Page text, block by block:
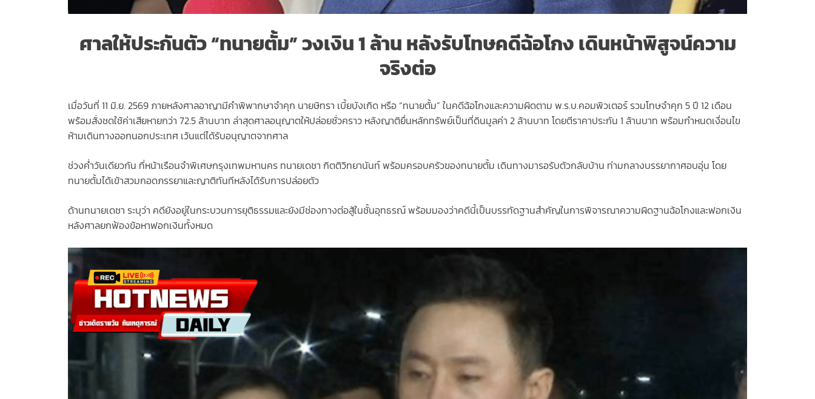
ศาลให้ประกันตัว “ทนายตั้ม” วงเงิน 1 ล้าน หลังรับโทษคดีฉ้อโกง เดินหน้าพิสูจน์ความ
จริงต่อ
เมื่อวันที่ 11 มิ.ย. 2569 ภายหลังศาลอาญามีคำพิพากษาจำคุก นายษิทรา เบี้ยบังเกิด หรือ “ทนายตั้ม” ในคดีฉ้อโกงและความผิดตาม พ.ร.บ.คอมพิวเตอร์ รวมโทษจำคุก 5 ปี 12 เดือน
พร้อมสั่งชดใช้ค่าเสียหายกว่า 72.5 ล้านบาท ล่าสุดศาลอนุญาตให้ปล่อยชั่วคราว หลังญาติยื่นหลักทรัพย์เป็นที่ดินมูลค่า 2 ล้านบาท โดยตีราคาประกัน 1 ล้านบาท พร้อมกำหนดเงื่อนไข
ห้ามเดินทางออกนอกประเทศ เว้นแต่ได้รับอนุญาตจากศาล
ช่วงค่ำวันเดียวกัน ที่หน้าเรือนจำพิเศษกรุงเทพมหานคร ทนายเดชา กิตติวิทยานันท์ พร้อมครอบครัวของทนายตั้ม เดินทางมารอรับตัวกลับบ้าน ท่ามกลางบรรยากาศอบอุ่น โดย
ทนายตั้มได้เข้าสวมกอดภรรยาและญาติทันทีหลังได้รับการปล่อยตัว
ด้านทนายเดชา ระบุว่า คดียังอยู่ในกระบวนการยุติธรรมและยังมีช่องทางต่อสู้ในชั้นอุทธรณ์ พร้อมมองว่าคดีนี้เป็นบรรทัดฐานสำคัญในการพิจารณาความผิดฐานฉ้อโกงและฟอกเงิน
หลังศาลยกฟ้องข้อหาฟอกเงินทั้งหมด